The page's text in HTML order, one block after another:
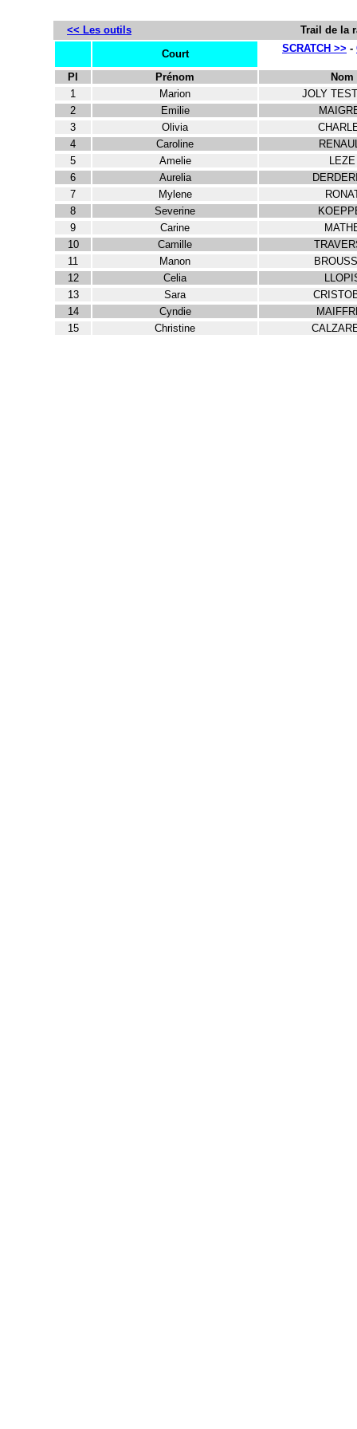
<< Les outils
Trail de la
Court
SCRATCH >> -
Pl Prénom
Nom
1
Marion
JOLY
2
Emilie
3
Olivia
4
Caroline
5
Amelie
LEZE
6
Aurelia
7
Mylene
8
Severine
9
Carine
10
Camille
11
Manon
12
Celia
13
Sara
14
Cyndie
15
Christine